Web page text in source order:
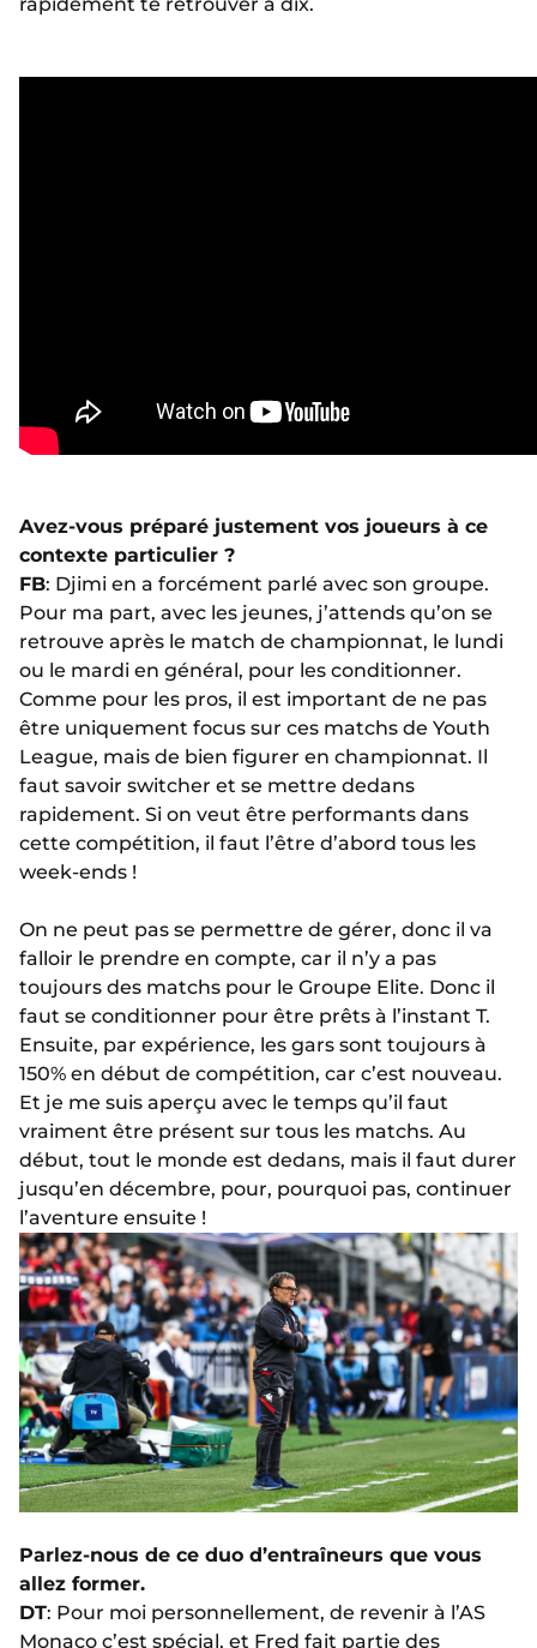
Avez-vous préparé justement vos joueurs à ce
contexte particulier ?
FB: Djimi en a forcément parlé avec son groupe.
Pour ma part, avec les jeunes, j’attends qu’on se
retrouve après le match de championnat, le lundi
ou le mardi en général, pour les conditionner.
Comme pour les pros, il est important de ne pas
être uniquement focus sur ces matchs de Youth
League, mais de bien figurer en championnat. Il
faut savoir switcher et se mettre dedans
rapidement. Si on veut être performants dans
cette compétition, il faut l’être d’abord tous les
week-ends !
On ne peut pas se permettre de gérer, donc il va
falloir le prendre en compte, car il n’y a pas
toujours des matchs pour le Groupe Elite. Donc il
faut se conditionner pour être prêts à l’instant T.
Ensuite, par expérience, les gars sont toujours à
150% en début de compétition, car c’est nouveau.
Et je me suis aperçu avec le temps qu’il faut
vraiment être présent sur tous les matchs. Au
début, tout le monde est dedans, mais il faut durer
jusqu’en décembre, pour, pourquoi pas, continuer
l’aventure ensuite !
Parlez-nous de ce duo d’entraîneurs que vous
allez former.
DT: Pour moi personnellement, de revenir à l’AS
Monaco c’est spécial, et Fred fait partie des